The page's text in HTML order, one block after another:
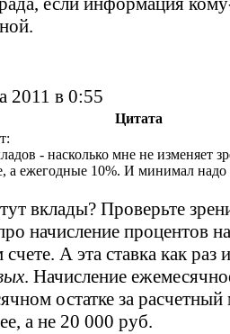
2011 в 0:55
Цитата
- насколько мне не изменяет
а ежегодные 10%. И минимал надо
вклады? Проверьте
начисление процентов
А эта ставка как раз
. Начисление
остатке за
а не 20 000 руб.